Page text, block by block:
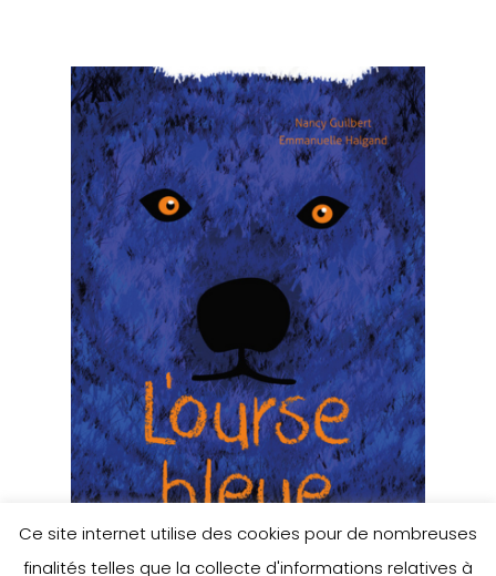
Ce site internet utilise des cookies pour de nombreuses
finalités telles que la collecte d'informations relatives à